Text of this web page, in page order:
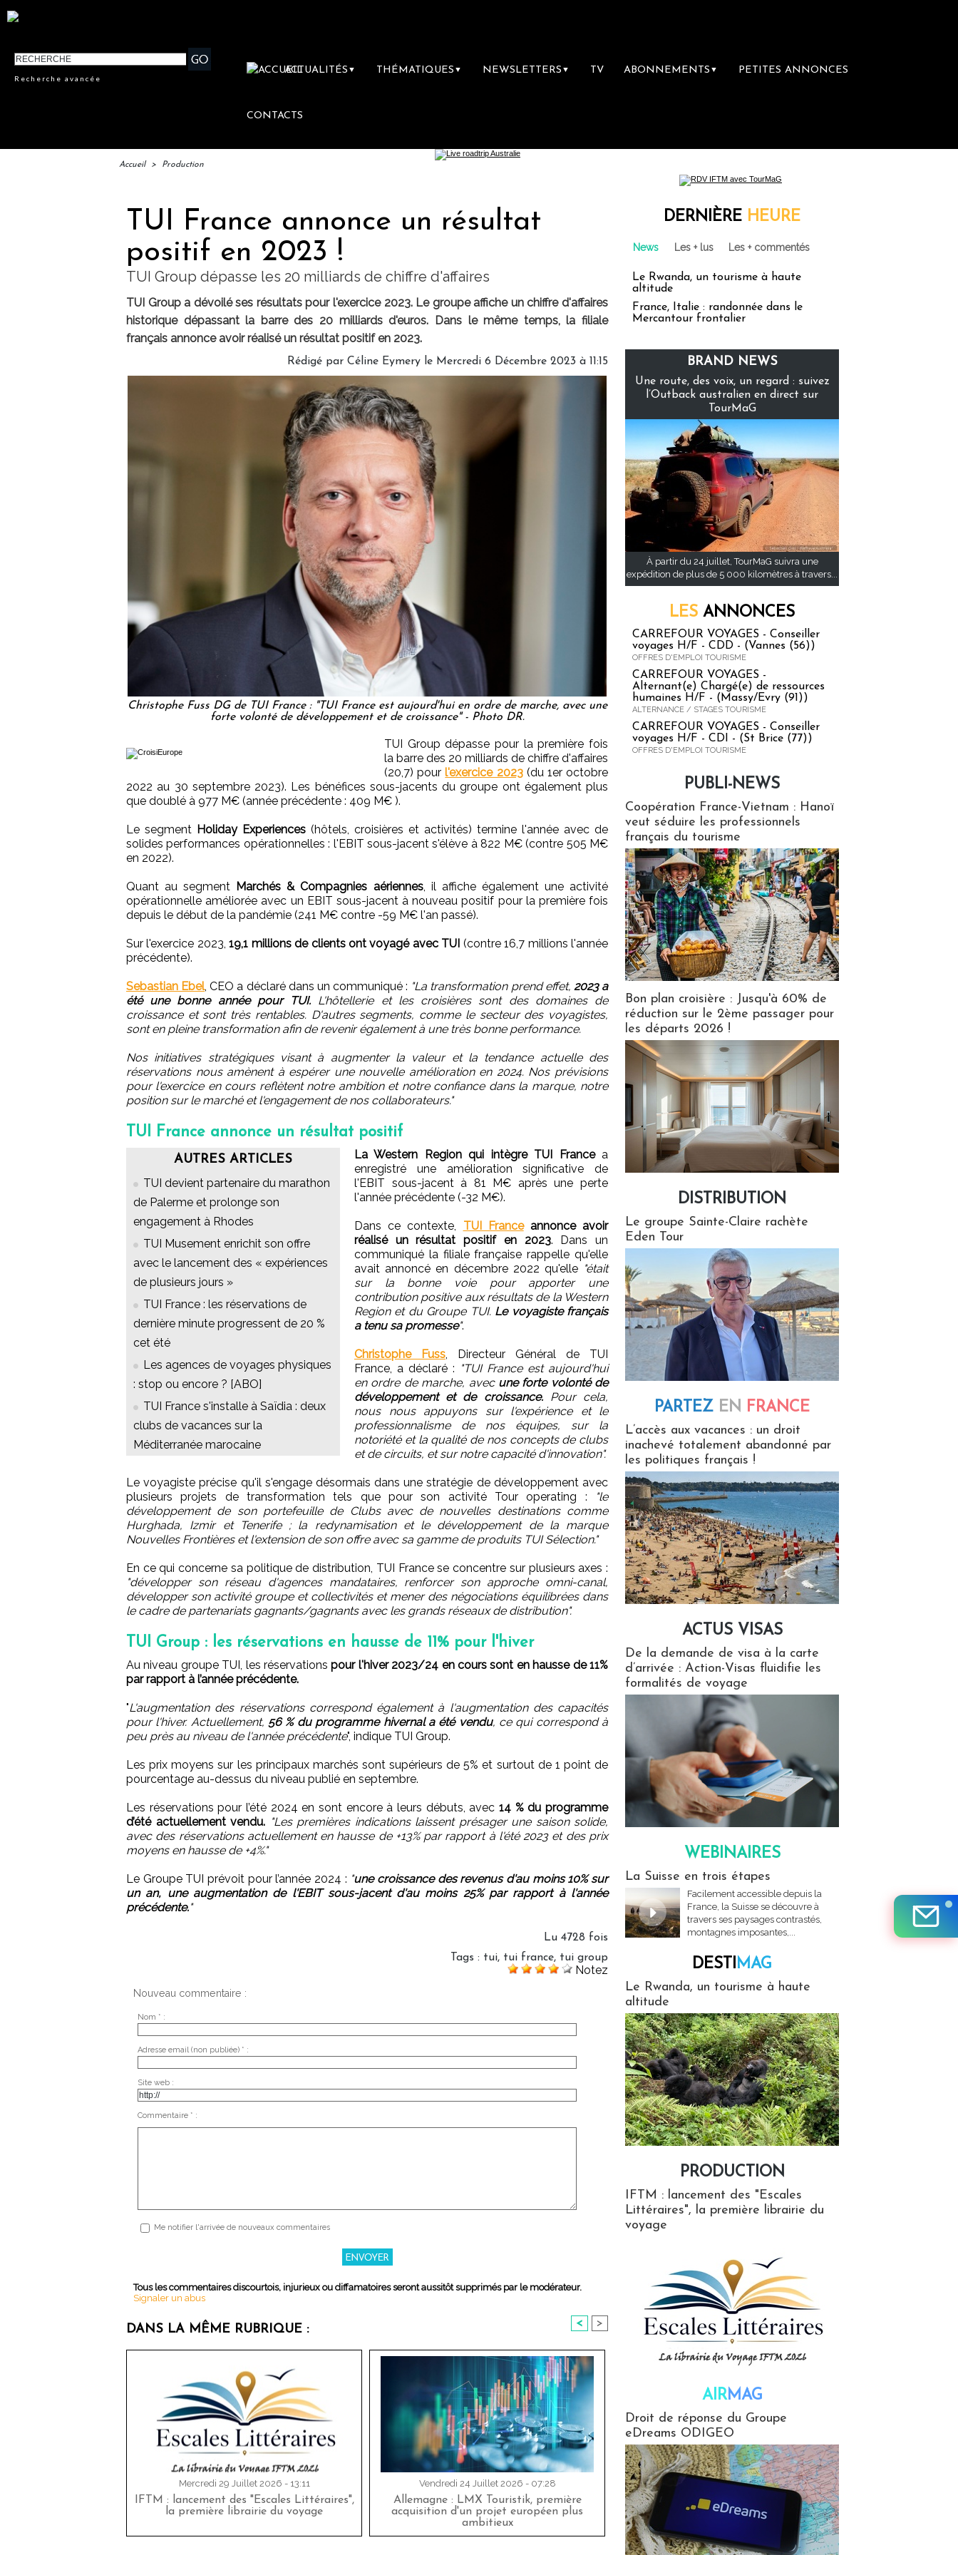
Recherche avancée
ACTUALITÉS ▼ THÉMATIQUES ▼ NEWSLETTERS ▼ TV ABONNEMENTS ▼ PETITES ANNONCES
CONTACTS
Accueil > Production
TUI France annonce un résultat
positif en 2023 !
TUI Group dépasse les 20 milliards de chiffre d'affaires
TUI Group a dévoilé ses résultats pour l'exercice 2023. Le groupe affiche un chiffre d'affaires
historique dépassant la barre des 20 milliards d'euros. Dans le même temps, la filiale
français annonce avoir réalisé un résultat positif en 2023.
Rédigé par Céline Eymery le Mercredi 6 Décembre 2023 à 11:15
Christophe Fuss DG de TUI France : "TUI France est aujourd'hui en ordre de marche, avec une
forte volonté de développement et de croissance" - Photo DR.
TUI Group dépasse pour la première fois
la barre des 20 milliards de chiffre d'affaires
(20,7) pourl'exercice 2023(du 1er octobre
2022 au 30 septembre 2023). Les bénéfices sous-jacents du groupe ont également plus
que doublé à 977 M€ (année précédente : 409 M€ ).
Le segment Holiday Experiences (hôtels, croisières et activités) termine l'année avec de
solides performances opérationnelles : l'EBIT sous-jacent s'élève à 822 M€ (contre 505 M€
en 2022).
Quant au segment Marchés & Compagnies aériennes, il affiche également une activité
opérationnelle améliorée avec un EBIT sous-jacent à nouveau positif pour la première fois
depuis le début de la pandémie (241 M€ contre -59 M€ l'an passé).
Sur l'exercice 2023,19,1 millions de clients ont voyagé avec TUI (contre 16,7 millions l'année
précédente).
Sebastian Ebel, CEO a déclaré dans un communiqué : "La transformation prend effet, 2023 a
été une bonne année pour TUI. L'hôtellerie et les croisières sont des domaines de
croissance et sont très rentables. D'autres segments, comme le secteur des voyagistes,
sont en pleine transformation afin de revenir également à une très bonne performance.
Nos initiatives stratégiques visant à augmenter la valeur et la tendance actuelle des
réservations nous amènent à espérer une nouvelle amélioration en 2024. Nos prévisions
pour l'exercice en cours reflètent notre ambition et notre confiance dans la marque, notre
position sur le marché et l'engagement de nos collaborateurs."
TUI France annonce un résultat positif
AUTRES ARTICLES
TUI devient partenaire du marathon
de Palerme et prolonge son
engagement à Rhodes
TUI Musement enrichit son offre
avec le lancement des « expériences
de plusieurs jours »
TUI France : les réservations de
dernière minute progressent de 20 %
cet été
Les agences de voyages physiques
: stop ou encore ? [ABO]
TUI France s'installe à Saïdia : deux
clubs de vacances sur la
Méditerranée marocaine
La Western Region qui intègre TUI Francea
enregistré une amélioration significative de
l'EBIT sous-jacent à 81 M€ après une perte
l'année précédente (-32 M€).
Dans ce contexte, TUI France annonce avoir
réalisé un résultat positif en 2023. Dans un
communiqué la filiale française rappelle qu'elle
avait annoncé en décembre 2022 qu'elle "était
sur la bonne voie pour apporter une
contribution positive aux résultats de la Western
Region et du Groupe TUI.Le voyagiste français
a tenu sa promesse".
Christophe Fuss, Directeur Général de TUI
France, a déclaré : "TUI France est aujourd'hui
en ordre de marche, avec une forte volonté de
développement et de croissance. Pour cela,
nous nous appuyons sur l'expérience et le
professionnalisme de nos équipes, sur la
notoriété et la qualité de nos concepts de clubs
et de circuits, et sur notre capacité d'innovation".
Le voyagiste précise qu'il s'engage désormais dans une stratégie de développement avec
plusieurs projets de transformation tels que pour son activité Tour operating :
"le
développement de son portefeuille de Clubs avec de nouvelles destinations comme
Hurghada, Izmir et Tenerife ; la redynamisation et le développement de la marque
Nouvelles Frontières et l'extension de son offre avec sa gamme de produits TUI Sélection."
En ce qui concerne sa politique de distribution, TUI France se concentre sur plusieurs axes :
"développer son réseau d'agences mandataires, renforcer son approche omni-canal,
développer son activité groupe et collectivités et mener des négociations équilibrées dans
le cadre de partenariats gagnants/gagnants avec les grands réseaux de distribution".
TUI Group : les réservations en hausse de 11% pour l'hiver
Au niveau groupe TUI, les réservationspour l'hiver 2023/24 en cours sont en hausse de 11%
par rapport à l’année précédente.
"L'augmentation des réservations correspond également à l'augmentation des capacités
pour l'hiver. Actuellement,56 % du programme hivernal a été vendu, ce qui correspond à
peu près au niveau de l'année précédente", indique TUI Group.
Les prix moyens sur les principaux marchés sont supérieurs de 5% et surtout de 1 point de
pourcentage au-dessus du niveau publié en septembre.
Les réservations pour l’été 2024 en sont encore à leurs débuts, avec 14 % du programme
d’été actuellement vendu. "Les premières indications laissent présager une saison solide,
avec des réservations actuellement en hausse de +13% par rapport à l'été 2023 et des prix
moyens en hausse de +4%."
Le Groupe TUI prévoit pour l’année 2024 : "une croissance des revenus d'au moins 10% sur
un an, une augmentation de l'EBIT sous-jacent d'au moins 25% par rapport à l'année
précédente."
Lu 4728 fois
Tags : tui, tui france, tui group
Notez
Nouveau commentaire :
Nom * :
Adresse email (non publiée) * :
Site web :
Commentaire * :
Me notifier l'arrivée de nouveaux commentaires
Tous les commentaires discourtois, injurieux ou diffamatoires seront aussitôt supprimés par le modérateur.
Signaler un abus
DANS LA MÊME RUBRIQUE : < >
Mercredi 29 Juillet 2026 - 13:11
IFTM : lancement des "Escales Littéraires",
la première librairie du voyage
Vendredi 24 Juillet 2026 - 07:28
Allemagne : LMX Touristik, première
acquisition d'un projet européen plus
ambitieux
DERNIÈRE HEURE
News Les + lus Les + commentés
Le Rwanda, un tourisme à haute
altitude
France, Italie : randonnée dans le
Mercantour frontalier
BRAND NEWS
Une route, des voix, un regard : suivez
l’Outback australien en direct sur
TourMaG
À partir du 24 juillet, TourMaG suivra une
expédition de plus de 5 000 kilomètres à travers...
LES ANNONCES
CARREFOUR VOYAGES - Conseiller
voyages H/F - CDD - (Vannes (56))
OFFRES D'EMPLOI TOURISME
CARREFOUR VOYAGES -
Alternant(e) Chargé(e) de ressources
humaines H/F - (Massy/Evry (91))
ALTERNANCE / STAGES TOURISME
CARREFOUR VOYAGES - Conseiller
voyages H/F - CDI - (St Brice (77))
OFFRES D'EMPLOI TOURISME
PUBLI-NEWS
Coopération France-Vietnam : Hanoï
veut séduire les professionnels
français du tourisme
Bon plan croisière : Jusqu'à 60% de
réduction sur le 2ème passager pour
les départs 2026 !
DISTRIBUTION
Le groupe Sainte-Claire rachète
Eden Tour
PARTEZ EN FRANCE
L’accès aux vacances : un droit
inachevé totalement abandonné par
les politiques français !
ACTUS VISAS
De la demande de visa à la carte
d’arrivée : Action-Visas fluidifie les
formalités de voyage
WEBINAIRES
La Suisse en trois étapes
Facilement accessible depuis la
France, la Suisse se découvre à
travers ses paysages contrastés,
montagnes imposantes,...
DESTIMAG
Le Rwanda, un tourisme à haute
altitude
PRODUCTION
IFTM : lancement des "Escales
Littéraires", la première librairie du
voyage
AIRMAG
Droit de réponse du Groupe
eDreams ODIGEO